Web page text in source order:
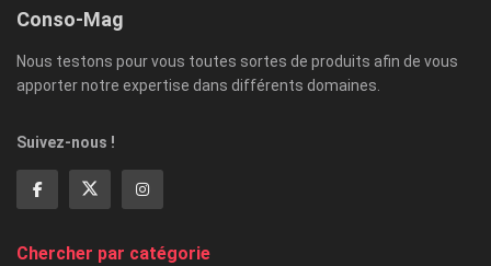
Conso-Mag
Nous testons pour vous toutes sortes de produits afin de vous
apporter notre expertise dans différents domaines.
Suivez-nous !
Chercher par catégorie